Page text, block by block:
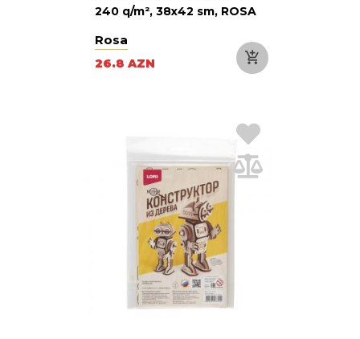
240 q/m², 38х42 sm, ROSA
Rosa
26.8 AZN